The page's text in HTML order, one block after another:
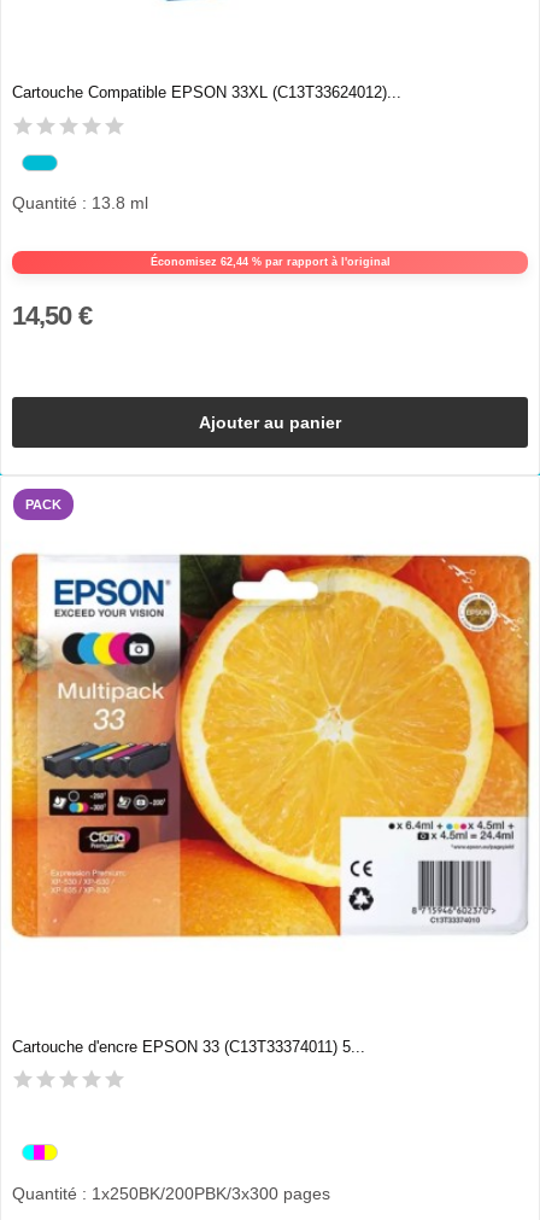
Cartouche Compatible EPSON 33XL (C13T33624012)...
Économisez 62,44 % par rapport à l'original
Quantité : 13.8 ml
14,50 €
Ajouter au panier
PACK
Cartouche d'encre EPSON 33 (C13T33374011) 5...
Quantité : 1x250BK/200PBK/3x300 pages